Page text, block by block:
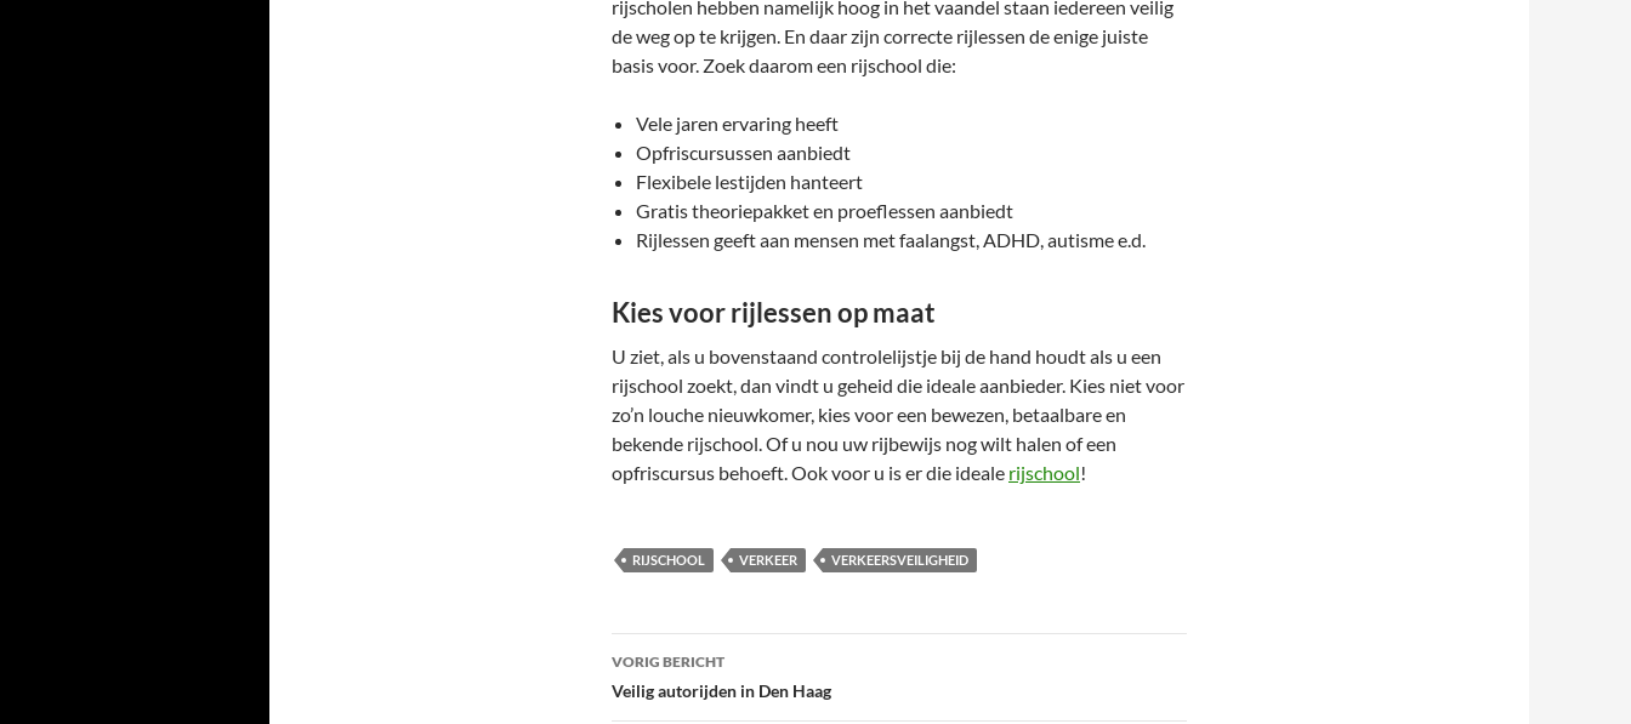
rijscholen hebben namelijk hoog in het vaandel staan iedereen veilig
de weg op te krijgen. En daar zijn correcte rijlessen de enige juiste
basis voor. Zoek daarom een rijschool die:
Vele jaren ervaring heeft
Opfriscursussen aanbiedt
Flexibele lestijden hanteert
Gratis theoriepakket en proeflessen aanbiedt
Rijlessen geeft aan mensen met faalangst, ADHD, autisme e.d.
Kies voor rijlessen op maat
U ziet, als u bovenstaand controlelijstje bij de hand houdt als u een
rijschool zoekt, dan vindt u geheid die ideale aanbieder. Kies niet voor
zo’n louche nieuwkomer, kies voor een bewezen, betaalbare en
bekende rijschool. Of u nou uw rijbewijs nog wilt halen of een
opfriscursus behoeft. Ook voor u is er die ideale rijschool!
RIJSCHOOL VERKEER VERKEERSVEILIGHEID
Bericht
navigatie
VORIG BERICHT
Veilig autorijden in Den Haag